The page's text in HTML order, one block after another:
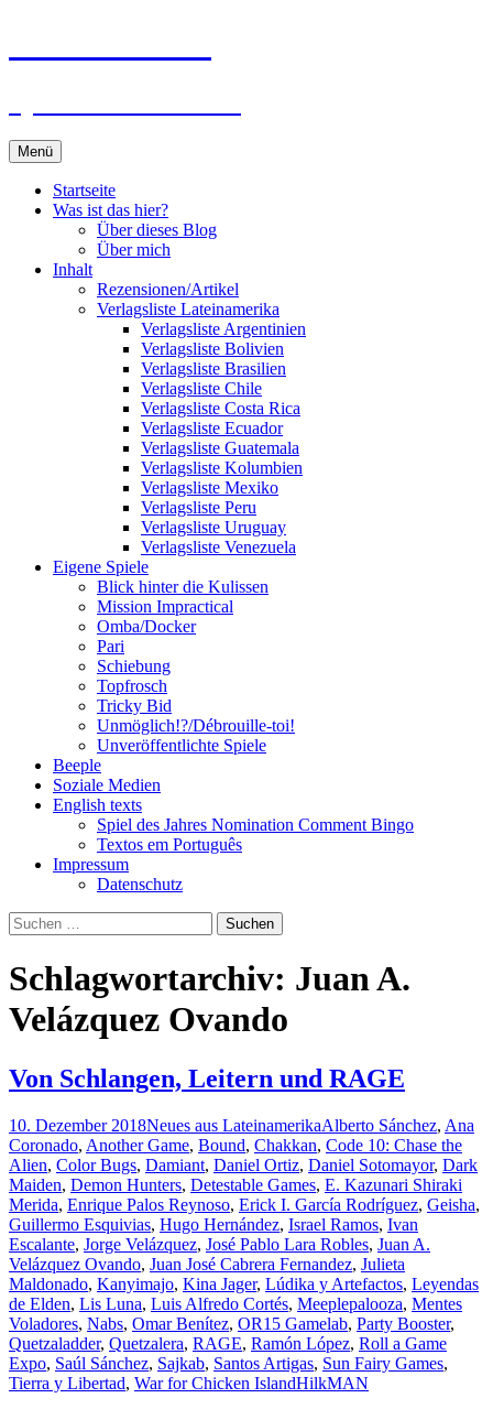
Menü
Startseite
Was ist das hier?
Über dieses Blog
Über mich
Inhalt
Rezensionen/Artikel
Verlagsliste Lateinamerika
Verlagsliste Argentinien
Verlagsliste Bolivien
Verlagsliste Brasilien
Verlagsliste Chile
Verlagsliste Costa Rica
Verlagsliste Ecuador
Verlagsliste Guatemala
Verlagsliste Kolumbien
Verlagsliste Mexiko
Verlagsliste Peru
Verlagsliste Uruguay
Verlagsliste Venezuela
Eigene Spiele
Blick hinter die Kulissen
Mission Impractical
Omba/Docker
Pari
Schiebung
Topfrosch
Tricky Bid
Unmöglich!?/Débrouille-toi!
Unveröffentlichte Spiele
Beeple
Soziale Medien
English texts
Spiel des Jahres Nomination Comment Bingo
Textos em Português
Impressum
Datenschutz
Suchen
nach:
Schlagwortarchiv: Juan A.
Velázquez Ovando
Von Schlangen, Leitern und RAGE
10. Dezember 2018Neues aus LateinamerikaAlberto Sánchez, Ana
Coronado, Another Game, Bound, Chakkan, Code 10: Chase the
Alien, Color Bugs, Damiant, Daniel Ortiz, Daniel Sotomayor, Dark
Maiden, Demon Hunters, Detestable Games, E. Kazunari Shiraki
Merida, Enrique Palos Reynoso, Erick I. García Rodríguez, Geisha,
Guillermo Esquivias, Hugo Hernández, Israel Ramos, Ivan
Escalante, Jorge Velázquez, José Pablo Lara Robles, Juan A.
Velázquez Ovando, Juan José Cabrera Fernandez, Julieta
Maldonado, Kanyimajo, Kina Jager, Lúdika y Artefactos, Leyendas
de Elden, Lis Luna, Luis Alfredo Cortés, Meeplepalooza, Mentes
Voladores, Nabs, Omar Benítez, OR15 Gamelab, Party Booster,
Quetzaladder, Quetzalera, RAGE, Ramón López, Roll a Game
Expo, Saúl Sánchez, Sajkab, Santos Artigas, Sun Fairy Games,
Tierra y Libertad, War for Chicken IslandHilkMAN